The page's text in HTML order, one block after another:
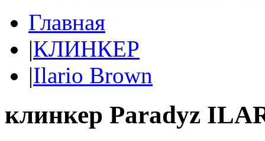
Главная
|КЛИНКЕР
|Ilario Brown
клинкер Paradyz